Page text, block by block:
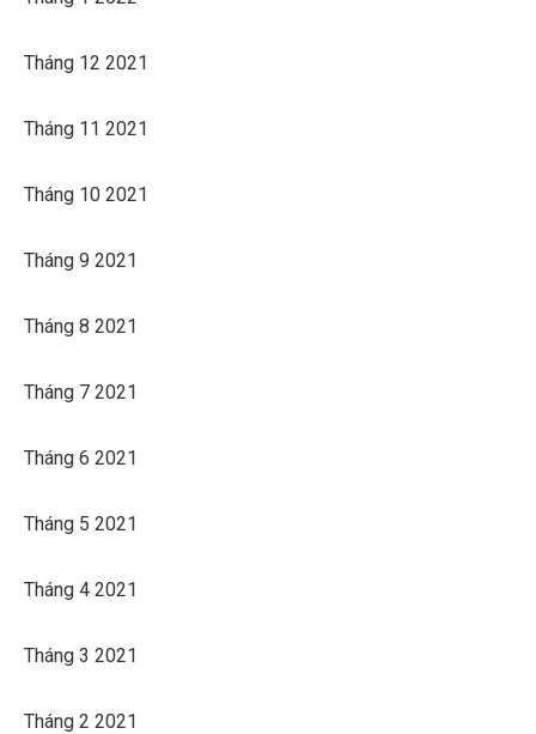
Tháng 12 2021
Tháng 11 2021
Tháng 10 2021
Tháng 9 2021
Tháng 8 2021
Tháng 7 2021
Tháng 6 2021
Tháng 5 2021
Tháng 4 2021
Tháng 3 2021
Tháng 2 2021